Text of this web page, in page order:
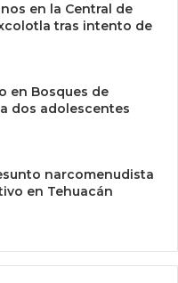
en la Central de
tras intento de
en Bosques de
dos adolescentes
narcomenudista
en Tehuacán